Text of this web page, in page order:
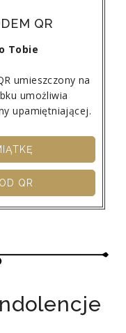
QR
Tobie
umieszczony na
umożliwia
upamiętniającej.
QR